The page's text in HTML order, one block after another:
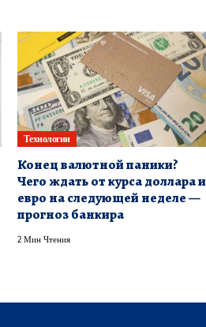
Технологии
Конец валютной паники?
Чего ждать от курса доллара и
евро на следующей неделе —
прогноз банкира
2 Мин Чтения